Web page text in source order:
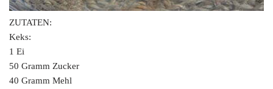
ZUTATEN:
Keks:
1 Ei
50 Gramm Zucker
40 Gramm Mehl